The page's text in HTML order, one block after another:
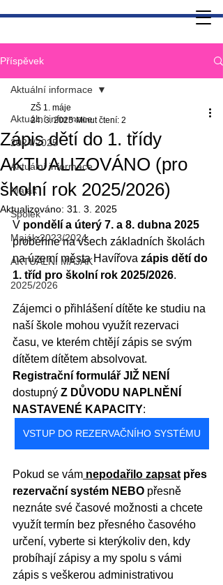
Příspěvek
Aktuální informace
2024/2025
Aktuální informace
Maják
Spolek
Maják 2023/2024
AKTUÁLNÍ MAJÁK
2025/2026
Aktuální informace
Zápis dětí do 1. třídy
AKTUALIZOVÁNO (pro
školní rok 2025/2026)
ZŠ 1. máje
24. 3. 2025 Minut čtení: 2
Aktualizováno: 31. 3. 2025
V pondělí a úterý 7. a 8. dubna 2025
proběhne na všech základních školách
na území města Havířova zápis dětí do
1. tříd pro školní rok 2025/2026.
Zájemci o přihlášení dítěte ke studiu na
naší škole mohou využít rezervaci
času, ve kterém chtějí zápis se svým
dítětem dítětem absolvovat.
Registrační formulář JIŽ NENÍ
dostupný Z DŮVODU NAPLNĚNÍ
NASTAVENÉ KAPACITY:
VSTUP DO REZERVAČNÍHO SYSTÉMU
Pokud se vám nepodařilo zapsat přes
rezervační systém NEBO přesně
neznáte své časové možnosti a chcete
využít termín bez přesného časového
určení, vyberte si kterýkoliv den, kdy
probíhají zápisy a my spolu s vámi
zápis s veškerou administrativou